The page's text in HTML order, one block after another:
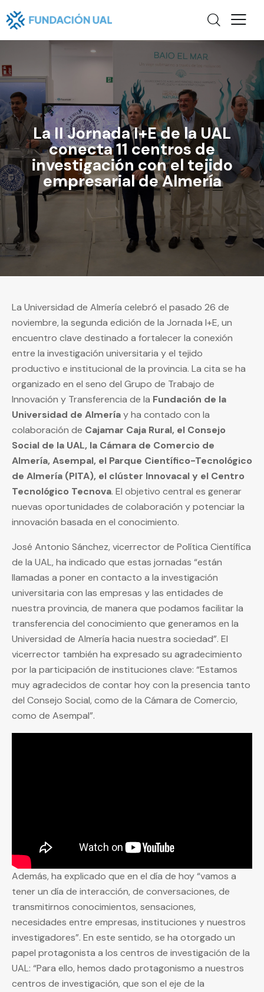
La II Jornada I+E de la UAL
conecta 11 centros de
investigación con el tejido
empresarial de Almería
La Universidad de Almería celebró el pasado 26 de
noviembre, la segunda edición de la Jornada I+E, un
encuentro clave destinado a fortalecer la conexión
entre la investigación universitaria y el tejido
productivo e institucional de la provincia. La cita se ha
organizado en el seno del Grupo de Trabajo de
Innovación y Transferencia de la Fundación de la
Universidad de Almeríay ha contado con la
colaboración de Cajamar Caja Rural, el Consejo
Social de la UAL, la Cámara de Comercio de
Almería, Asempal, el Parque Científico-Tecnológico
de Almería (PITA), el clúster Innovacal y el Centro
Tecnológico Tecnova. El objetivo central es generar
nuevas oportunidades de colaboración y potenciar la
innovación basada en el conocimiento.
José Antonio Sánchez, vicerrector de Política Científica
de la UAL, ha indicado que estas jornadas “están
llamadas a poner en contacto a la investigación
universitaria con las empresas y las entidades de
nuestra provincia, de manera que podamos facilitar la
transferencia del conocimiento que generamos en la
Universidad de Almería hacia nuestra sociedad”. El
vicerrector también ha expresado su agradecimiento
por la participación de instituciones clave: “Estamos
muy agradecidos de contar hoy con la presencia tanto
del Consejo Social, como de la Cámara de Comercio,
como de Asempal”.
Además, ha explicado que en el día de hoy “vamos a
tener un día de interacción, de conversaciones, de
transmitirnos conocimientos, sensaciones,
necesidades entre empresas, instituciones y nuestros
investigadores”. En este sentido, se ha otorgado un
papel protagonista a los centros de investigación de la
UAL: “Para ello, hemos dado protagonismo a nuestros
centros de investigación, que son el eje de la